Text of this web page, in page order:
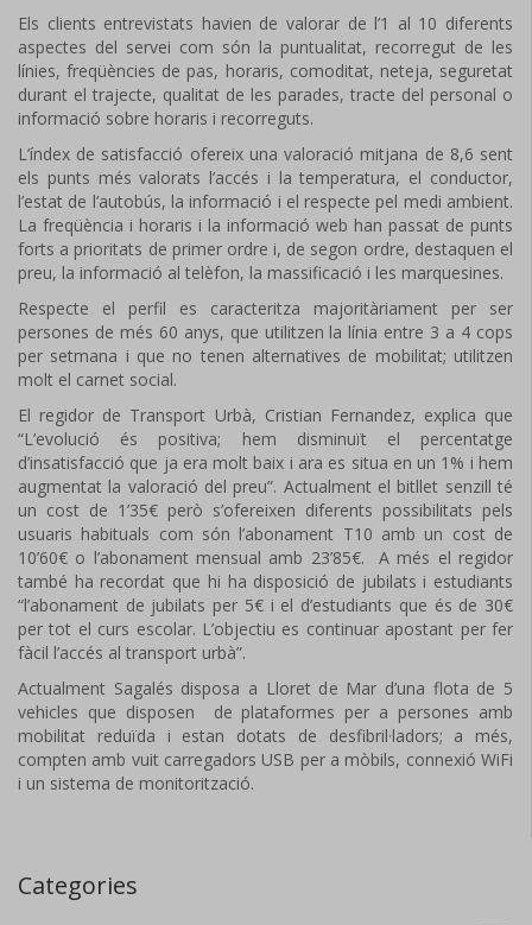
Els clients entrevistats havien de valorar de l’1 al 10 diferents
aspectes del servei com són la puntualitat, recorregut de les
línies, freqüències de pas, horaris, comoditat, neteja, seguretat
durant el trajecte, qualitat de les parades, tracte del personal o
informació sobre horaris i recorreguts.
L’índex de satisfacció ofereix una valoració mitjana de 8,6 sent
els punts més valorats l’accés i la temperatura, el conductor,
l’estat de l’autobús, la informació i el respecte pel medi ambient.
La freqüència i horaris i la informació web han passat de punts
forts a prioritats de primer ordre i, de segon ordre, destaquen el
preu, la informació al telèfon, la massificació i les marquesines.
Respecte el perfil es caracteritza majoritàriament per ser
persones de més 60 anys, que utilitzen la línia entre 3 a 4 cops
per setmana i que no tenen alternatives de mobilitat; utilitzen
molt el carnet social.
El regidor de Transport Urbà, Cristian Fernandez, explica que
“L’evolució és positiva; hem disminuït el percentatge
d’insatisfacció que ja era molt baix i ara es situa en un 1% i hem
augmentat la valoració del preu”. Actualment el bitllet senzill té
un cost de 1’35€ però s’ofereixen diferents possibilitats pels
usuaris habituals com són l’abonament T10 amb un cost de
10’60€ o l’abonament mensual amb 23’85€. A més el regidor
també ha recordat que hi ha disposició de jubilats i estudiants
“l’abonament de jubilats per 5€ i el d’estudiants que és de 30€
per tot el curs escolar. L’objectiu es continuar apostant per fer
fàcil l’accés al transport urbà”.
Actualment Sagalés disposa a Lloret de Mar d’una flota de 5
vehicles que disposen de plataformes per a persones amb
mobilitat reduïda i estan dotats de desfibril·ladors; a més,
compten amb vuit carregadors USB per a mòbils, connexió WiFi
i un sistema de monitorització.
Categories